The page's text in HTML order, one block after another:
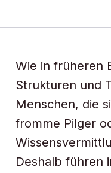
Wie in früheren
Strukturen und
Menschen, die
fromme Pilger
Deshalb führen